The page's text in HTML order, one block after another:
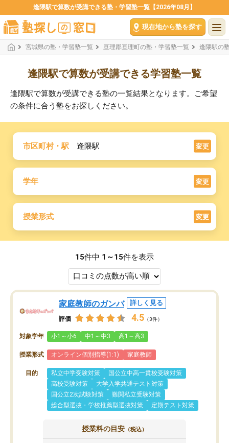
逢隈駅で算数が受講できる塾・学習塾一覧【2026年08月】
現在地から塾を探す
宮城県の塾・学習塾一覧 亘理郡亘理町の塾・学習塾一覧 逢隈駅の
逢隈駅で算数が受講できる学習塾一覧
逢隈駅で算数が受講できる塾の一覧結果となります。ご希望
の条件に合う塾をお探しください。
市区町村・駅 逢隈駅 変更
学年 変更
授業形式 変更
15件中 1～15件を表示
家庭教師のガンバ 詳しく見る
評価 4.5 （3件）
対象学年 小1～小6 中1～中3 高1～高3
授業形式 オンライン個別指導(1:1) 家庭教師
目的 私立中学受験対策
国公立中高一貫校受験対策
高校受験対策
大学入学共通テスト対策
国公立2次試験対策
難関私立受験対策
総合型選抜・学校推薦型選抜対策
定期テスト対策
授業料の目安 （税込）